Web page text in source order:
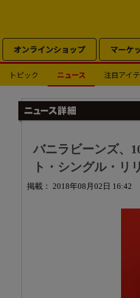
オンラインショップ マーケ
トピック ニュース 注目アイ
バニラビーンズ、
ト・シングル・リ
掲載： 2018年08月02日 16:42